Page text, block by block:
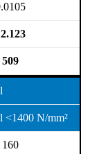
509
<1400 N/mm²
160